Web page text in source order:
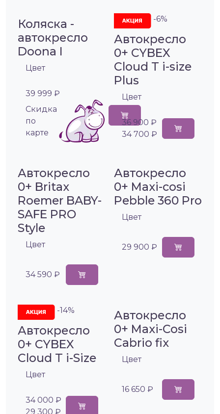
Коляска -
автокресло
Doona I
Цвет
39 999 ₽
Cкидка
по
карте
-6%
Автокресло
0+ CYBEX
Cloud T i-size
Plus
Цвет
36 900 ₽
34 700 ₽
Автокресло
0+ Britax
Roemer BABY-
SAFE PRO
Style
Цвет
34 590 ₽
Автокресло
0+ Maxi-cosi
Pebble 360 Pro
Цвет
29 900 ₽
-14%
Автокресло
0+ CYBEX
Cloud T i-Size
Цвет
34 000 ₽
29 300 ₽
Автокресло
0+ Maxi-Cosi
Cabrio fix
Цвет
16 650 ₽